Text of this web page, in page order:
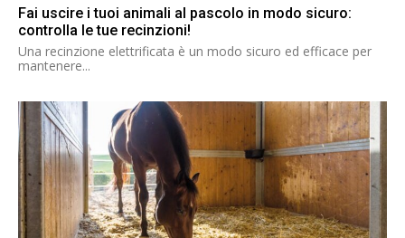
Fai uscire i tuoi animali al pascolo in modo sicuro:
controlla le tue recinzioni!
Una recinzione elettrificata è un modo sicuro ed efficace per
mantenere...